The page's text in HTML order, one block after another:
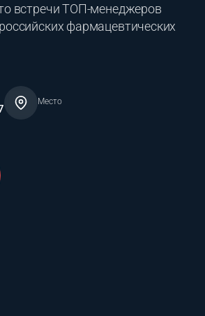
встречи ТОП-менеджеров
фармацевтических
Место